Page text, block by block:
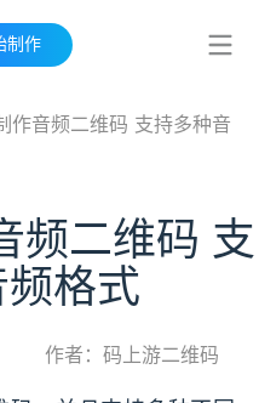
制作
作音频二维码 支持多种音
频二维码 支
格式
作者：码上游二维码